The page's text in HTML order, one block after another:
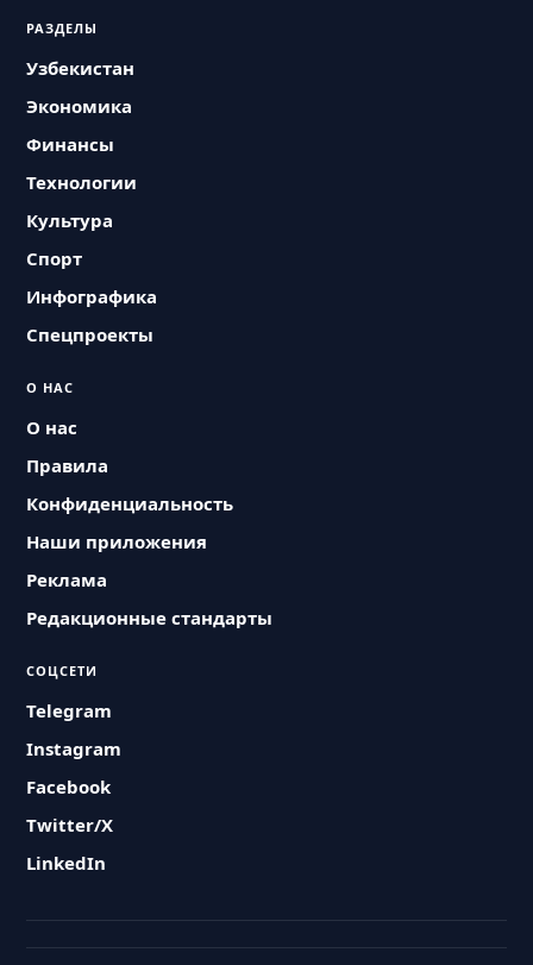
РАЗДЕЛЫ
Узбекистан
Экономика
Финансы
Технологии
Культура
Спорт
Инфографика
Спецпроекты
О НАС
О нас
Правила
Конфиденциальность
Наши приложения
Реклама
Редакционные стандарты
СОЦСЕТИ
Telegram
Instagram
Facebook
Twitter/X
LinkedIn